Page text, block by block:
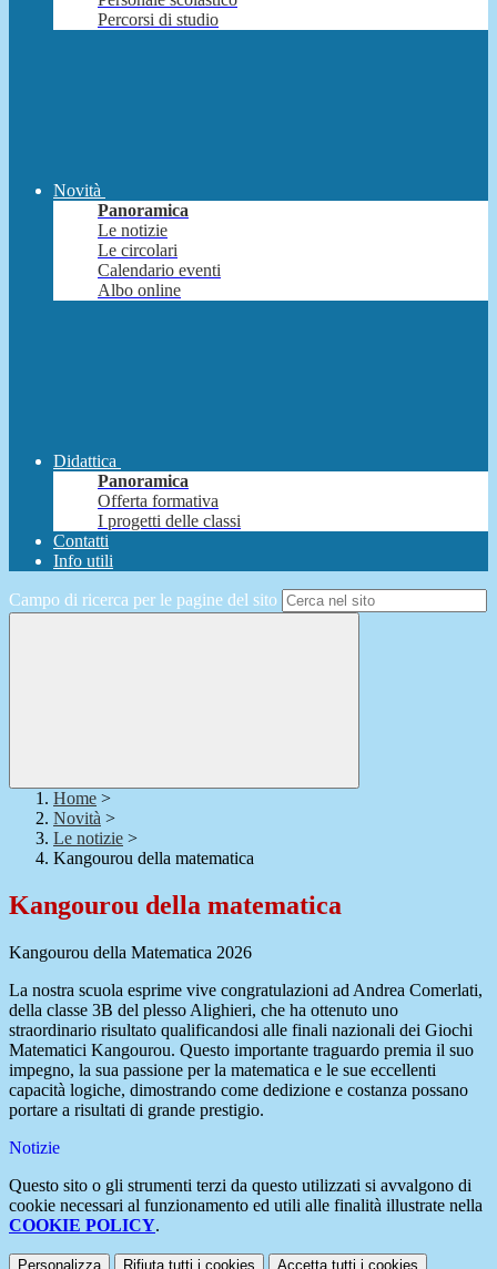
Percorsi di studio
Novità
Panoramica
Le notizie
Le circolari
Calendario eventi
Albo online
Didattica
Panoramica
Offerta formativa
I progetti delle classi
Contatti
Info utili
Campo di ricerca per le pagine del sito
Home >
Novità >
Le notizie >
Kangourou della matematica
Kangourou della matematica
Kangourou della Matematica 2026
La nostra scuola esprime vive congratulazioni ad Andrea Comerlati,
della classe 3B del plesso Alighieri, che ha ottenuto uno
straordinario risultato qualificandosi alle finali nazionali dei Giochi
Matematici Kangourou. Questo importante traguardo premia il suo
impegno, la sua passione per la matematica e le sue eccellenti
capacità logiche, dimostrando come dedizione e costanza possano
portare a risultati di grande prestigio.
Notizie
Questo sito o gli strumenti terzi da questo utilizzati si avvalgono di
cookie necessari al funzionamento ed utili alle finalità illustrate nella
COOKIE POLICY.
Personalizza Rifiuta tutti i cookies Accetta tutti i cookies